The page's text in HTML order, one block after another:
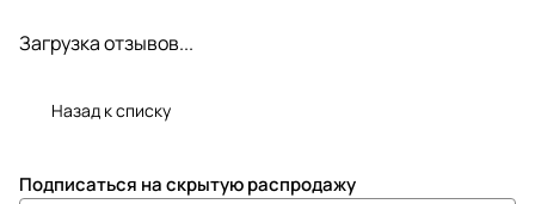
Загрузка отзывов...
Назад к списку
Подписаться на скрытую распродажу